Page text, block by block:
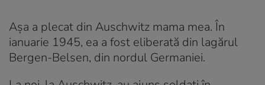
Așa a plecat din Auschwitz mama mea. În
ianuarie 1945, ea a fost eliberată din lagărul
Bergen-Belsen, din nordul Germaniei.